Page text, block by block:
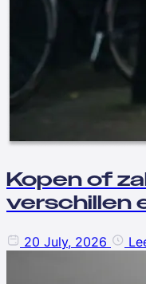
Kopen of
verschillen
20 July, 2026